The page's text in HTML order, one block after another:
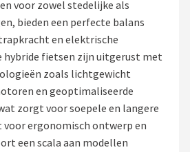
voor zowel stedelijke als
bieden een perfecte balans
en elektrische
hybride fietsen zijn uitgerust met
zoals lichtgewicht
en geoptimaliseerde
zorgt voor soepele en langere
ergonomisch ontwerp en
een scala aan modellen